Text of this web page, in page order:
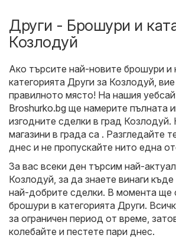
Други - Брошури и
Козлодуй
Ако търсите най-новите брошури и
категорията Други за Козлодуй,
правилното място! На нашия
Broshurko.bg ще намерите пълната
изгодните сделки в град Козлодуй.
магазини в града са . Разгледайте
днес и не пропускайте нито една
За вас всеки ден търсим най-
Козлодуй, за да знаете винаги
най-добрите сделки. В момента ще
брошури в категорията Други.
за ограничен период от време,
колебайте и пестете пари днес.